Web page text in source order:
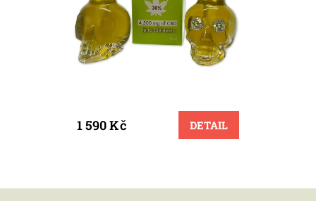
1 590 Kč DETAIL